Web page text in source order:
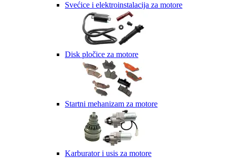
Svećice i elektroinstalacija za motore
Disk pločice za motore
Startni mehanizam za motore
Karburator i usis za motore